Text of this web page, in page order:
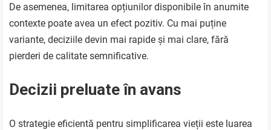
De asemenea, limitarea opțiunilor disponibile în anumite
contexte poate avea un efect pozitiv. Cu mai puține
variante, deciziile devin mai rapide și mai clare, fără
pierderi de calitate semnificative.
Decizii preluate în avans
O strategie eficientă pentru simplificarea vieții este luarea